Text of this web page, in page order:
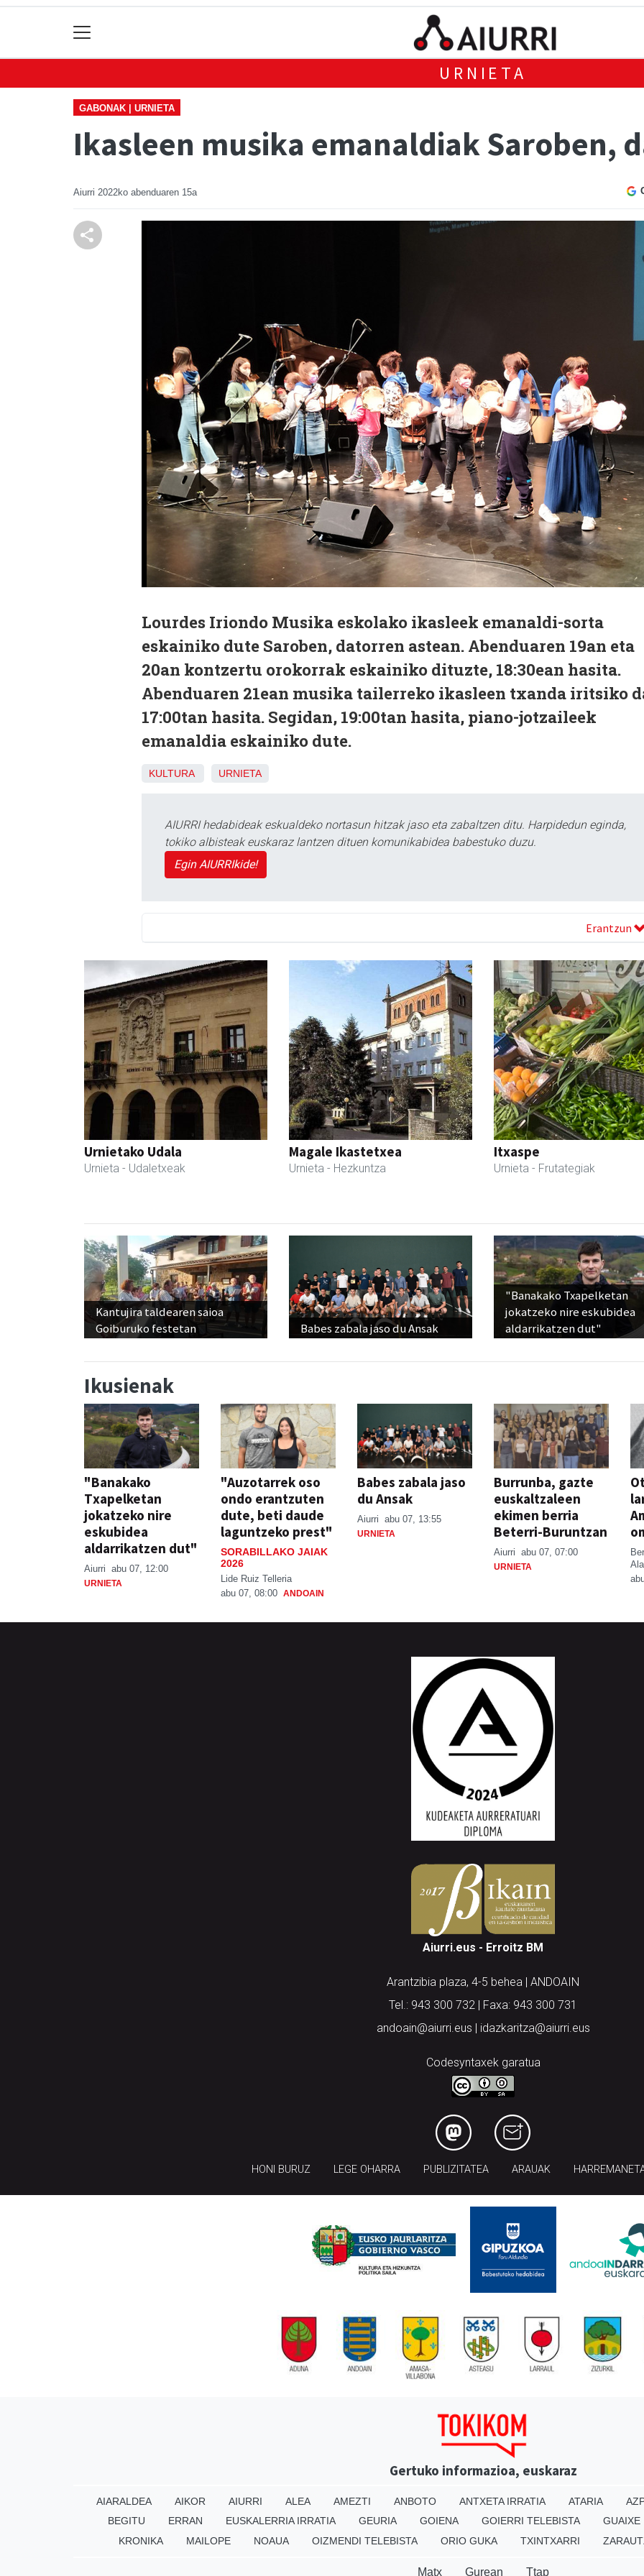
URNIETA
GABONAK | URNIETA
Ikasleen musika emanaldiak Saroben,
Aiurri 2022ko abenduaren 15a
Lourdes Iriondo Musika eskolako ikasleek emanaldi-sorta
eskainiko dute Saroben, datorren astean. Abenduaren 19an eta
20an kontzertu orokorrak eskainiko dituzte, 18:30ean hasita.
Abenduaren 21ean musika tailerreko ikasleen txanda iritsiko
17:00tan hasita. Segidan, 19:00tan hasita, piano-jotzaileek
emanaldia eskainiko dute.
KULTURA URNIETA
AIURRI hedabideak eskualdeko nortasun hitzak jaso eta zabaltzen ditu. Harpidedun eginda,
tokiko albisteak euskaraz lantzen dituen komunikabidea babestuko duzu.
Egin AIURRIkide!
Erantzun
Urnietako Udala
Urnieta - Udaletxeak
Magale Ikastetxea
Urnieta - Hezkuntza
Itxaspe
Urnieta - Frutategiak
Kantujira taldearen saioa
Goiburuko festetan
Babes zabala jaso du Ansak
"Banakako Txapelketan
jokatzeko nire eskubidea
aldarrikatzen dut"
Ikusienak
"Banakako
Txapelketan
jokatzeko nire
eskubidea
aldarrikatzen dut"
Aiurri abu 07, 12:00
URNIETA
"Auzotarrek oso
ondo erantzuten
dute, beti daude
laguntzeko prest"
SORABILLAKO JAIAK
2026
Lide Ruiz Telleria
abu 07, 08:00 ANDOAIN
Babes zabala jaso
du Ansak
Aiurri abu 07, 13:55
URNIETA
Burrunba, gazte
euskaltzaleen
ekimen berria
Beterri-Buruntzan
Aiurri abu 07, 07:00
URNIETA
Aiurri.eus - Erroitz BM
Arantzibia plaza, 4-5 behea | ANDOAIN
Tel.: 943 300 732 | Faxa: 943 300 731
andoain@aiurri.eus | idazkaritza@aiurri.eus
Codesyntaxek garatua
HONI BURUZ LEGE OHARRA PUBLIZITATEA ARAUAK
Gertuko informazioa, euskaraz
AIARALDEA AIKOR AIURRI ALEA AMEZTI ANBOTO ANTXETA IRRATIA ATARIA
BEGITU
ERRAN EUSKALERRIA IRRATIA GEURIA GOIENA GOIERRI TELEBISTA
GUAIXE
KRONIKA
MAILOPE NOAUA OIZMENDI TELEBISTA ORIO GUKA TXINTXARRI
Matx Gurean Ttap